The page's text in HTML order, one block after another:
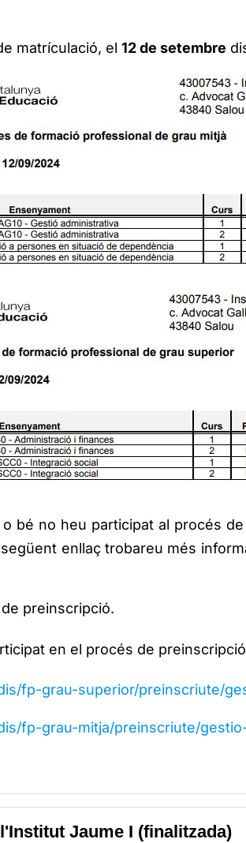
matrículació, el12 de setembre
bé no heu participat al procés
enllaç trobareu més
preinscripció.
en el procés de
fp-grau-superior/preinscriute/
fp-grau-mitja/preinscriute/
Jaume I (finalitzada)